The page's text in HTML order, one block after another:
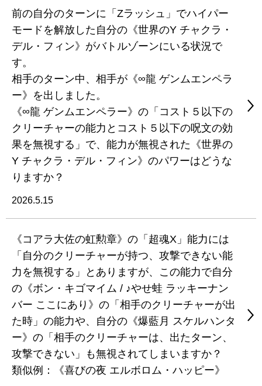
前の自分のターンに「Zラッシュ」でハイパー
モードを解放した自分の《世界のY チャクラ・
デル・フィン》がバトルゾーンにいる状況で
す。
相手のターン中、相手が《∞龍 ゲンムエンペラ
ー》を出しました。
《∞龍 ゲンムエンペラー》の「コスト５以下の
クリーチャーの能力とコスト５以下の呪文の効
果を無視する」で、能力が無視された《世界の
Y チャクラ・デル・フィン》のパワーはどうな
りますか？
2026.5.15
《コアラ大佐の虹勲章》の「超魂X」能力には
「自分のクリーチャーが持つ、攻撃できない能
力を無視する」とありますが、この能力で自分
の《ボン・キゴマイム / ♪やせ蛙 ラッキーナン
バー ここにあり》の「相手のクリーチャーが出
た時」の能力や、自分の《爆藍月 スケルハンタ
ー》の「相手のクリーチャーは、出たターン、
攻撃できない」も無視されてしまいますか？
類似例：《喜びの夜 エルボロム・ハッピー》